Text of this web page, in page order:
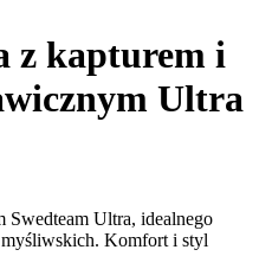
z kapturem i
Ultra
Swedteam Ultra, idealnego
Komfort i styl